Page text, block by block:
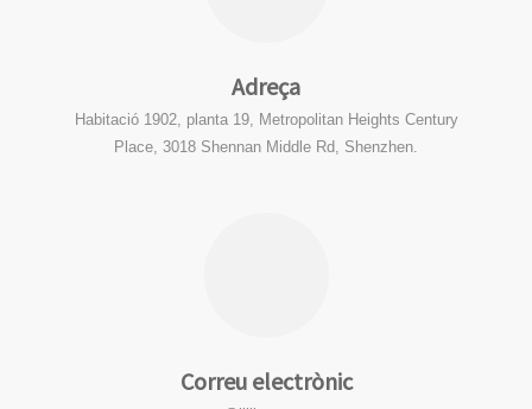
Adreça
Habitació 1902, planta 19, Metropolitan Heights Century
Place, 3018 Shennan Middle Rd, Shenzhen.
Correu electrònic